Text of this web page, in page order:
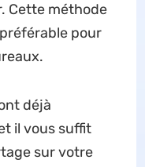
Cette méthode
pour
déjà
il vous suffit
sur votre